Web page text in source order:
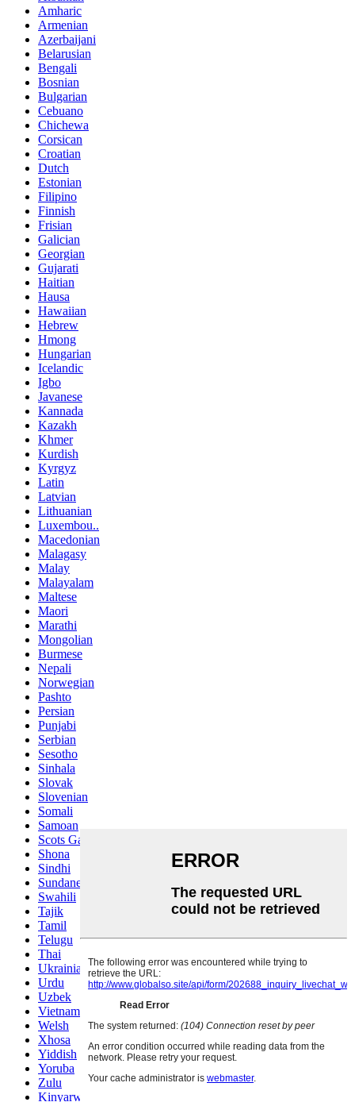
Amharic
Armenian
Azerbaijani
Belarusian
Bengali
Bosnian
Bulgarian
Cebuano
Chichewa
Corsican
Croatian
Dutch
Estonian
Filipino
Finnish
Frisian
Galician
Georgian
Gujarati
Haitian
Hausa
Hawaiian
Hebrew
Hmong
Hungarian
Icelandic
Igbo
Javanese
Kannada
Kazakh
Khmer
Kurdish
Kyrgyz
Latin
Latvian
Lithuanian
Luxembou..
Macedonian
Malagasy
Malay
Malayalam
Maltese
Maori
Marathi
Mongolian
Burmese
Nepali
Norwegian
Pashto
Persian
Punjabi
Serbian
Sesotho
Sinhala
Slovak
Slovenian
Somali
Samoan
Scots Gaelic
Shona
Sindhi
Sundanese
Swahili
Tajik
Tamil
Telugu
Thai
Ukrainian
Urdu
Uzbek
Vietnamese
Welsh
Xhosa
Yiddish
Yoruba
Zulu
Kinyarwanda